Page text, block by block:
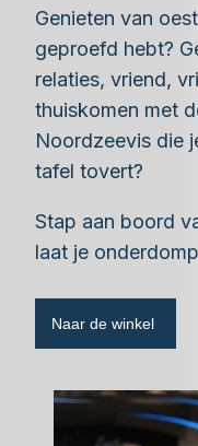
Genieten van
geproefd hebt?
relaties, vriend,
thuiskomen met
Noordzeevis die
tafel tovert?
Stap aan boord
laat je
Naar de winkel